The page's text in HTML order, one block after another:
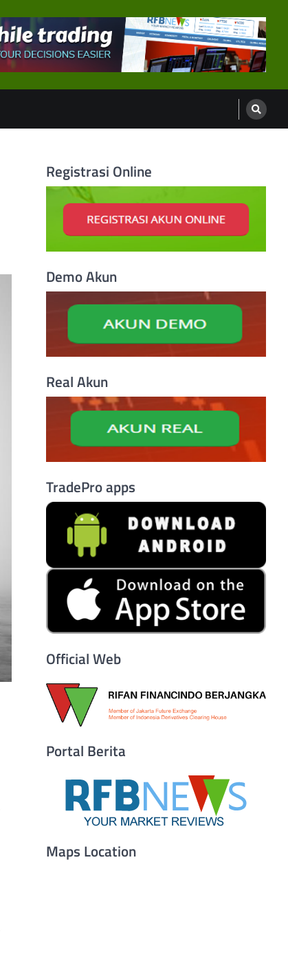
Registrasi Online
Demo Akun
Real Akun
TradePro apps
Official Web
Portal Berita
Maps Location